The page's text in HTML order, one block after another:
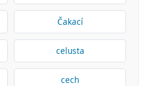
Čakací
celusta
cech